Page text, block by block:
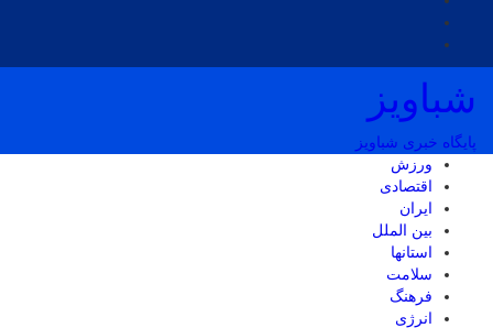
شباویز
پایگاه خبری شباویز
ورزش
اقتصادی
ایران
بین الملل
استانها
سلامت
فرهنگ
انرژی